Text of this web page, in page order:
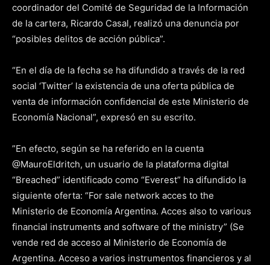
coordinador del Comité de Seguridad de la Información
de la cartera, Ricardo Casal, realizó una denuncia por
“posibles delitos de acción pública”.
“En el día de la fecha se ha difundido a través de la red
social ‘Twitter’ la existencia de una oferta pública de
venta de información confidencial de este Ministerio de
Economía Nacional”, expresó en su escrito.
”En efecto, según se ha referido en la cuenta
@MauroEldritch, un usuario de la plataforma digital
“Breached” identificado como “Everest” ha difundido la
siguiente oferta: “For sale network acces to the
Ministerio de Economía Argentina. Acces also to various
financial instruments and software of the ministry” (Se
vende red de acceso al Ministerio de Economía de
Argentina. Acceso a varios instrumentos financieros y al